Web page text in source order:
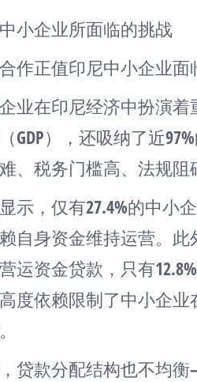
小企业所面临的挑战
作正值印尼中小企业面
业在印尼经济中扮演
GDP），还吸纳了近
、税务门槛高、法规阻
示，仅有27.4%的中小
自身资金维持运营。此
运资金贷款，只有
度依赖限制了中小企
贷款分配结构也不均